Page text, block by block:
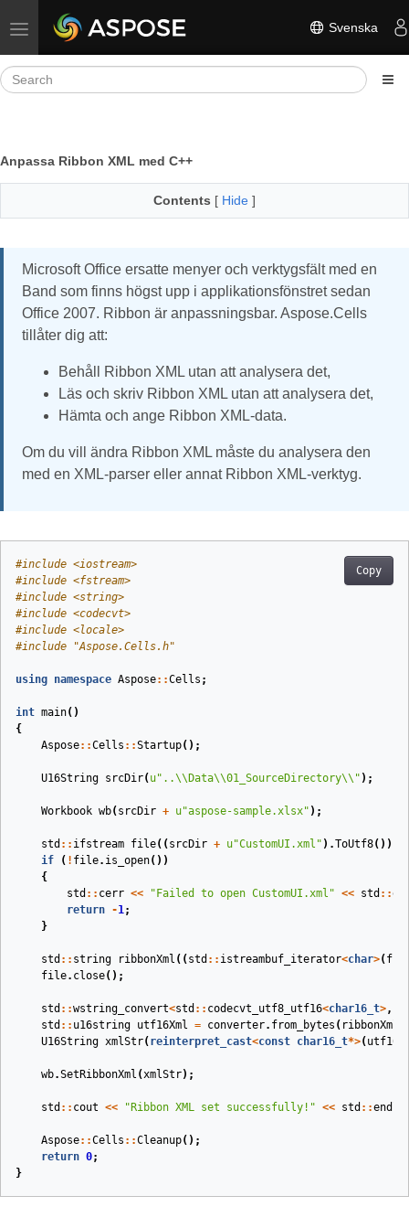
Toggle navigation Svenska
Anpassa Ribbon XML med C++
Contents [ Hide ]
Microsoft Office ersatte menyer och verktygsfält med en
Band som finns högst upp i applikationsfönstret sedan
Office 2007. Ribbon är anpassningsbar. Aspose.Cells
tillåter dig att:
Behåll Ribbon XML utan att analysera det,
Läs och skriv Ribbon XML utan att analysera det,
Hämta och ange Ribbon XML-data.
Om du vill ändra Ribbon XML måste du analysera den
med en XML-parser eller annat Ribbon XML-verktyg.
Copy
#include <iostream>
#include <fstream>
#include <string>
#include <codecvt>
#include <locale>
#include "Aspose.Cells.h"
using namespace Aspose::Cells ;
int main()
{
Aspose::Cells ::Startup();
U16String srcDir( u"..\\ Data\\01_SourceDirectory\\ " ) ;
Workbook wb( srcDir + u"aspose-sample.xlsx" ) ;
std :: ifstream file(( srcDir + u"CustomUI.xml" ).ToUtf8())
if
( ! file. is_open())
{
std :: cerr << "Failed to open CustomUI.xml" << std ::
return -1;
}
std :: string ribbonXml (( std :: istreambuf_iterator<char>(
file. close();
std ::wstring_convert<std :: codecvt_utf8_utf16<char16_t>,
std :: u16string utf16Xml = converter. from_bytes ( ribbonXml
U16String xmlStr( reinterpret_cast<const char16_t*>(
wb.SetRibbonXml (xmlStr);
std :: cout << "Ribbon XML set successfully!" << std ::endl
Aspose::Cells ::Cleanup();
return 0;
}